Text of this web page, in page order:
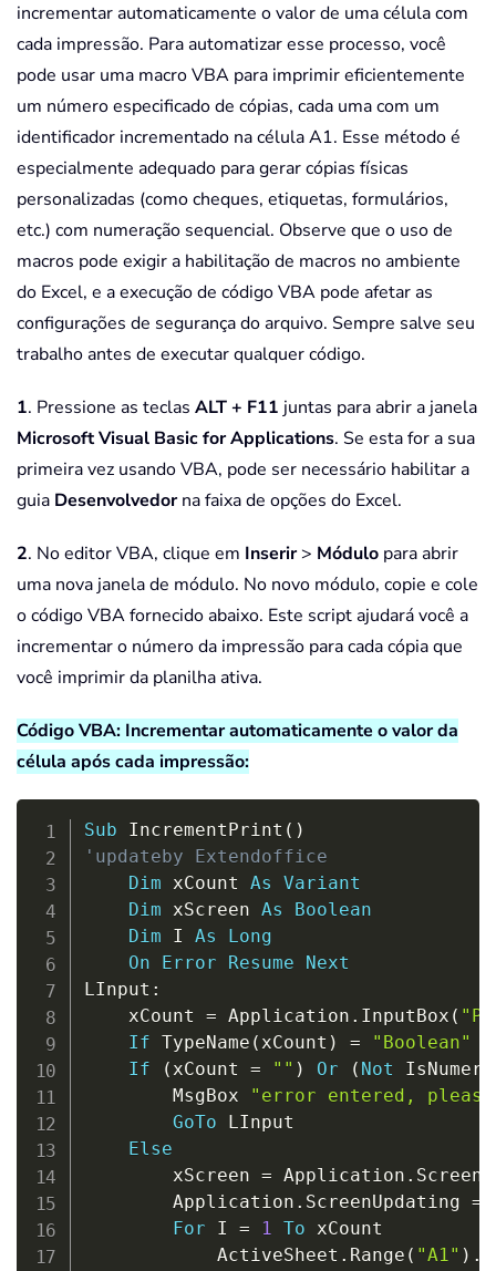
incrementar automaticamente o valor de uma célula com
cada impressão. Para automatizar esse processo, você
pode usar uma macro VBA para imprimir eficientemente
um número especificado de cópias, cada uma com um
identificador incrementado na célula A1. Esse método é
especialmente adequado para gerar cópias físicas
personalizadas (como cheques, etiquetas, formulários,
etc.) com numeração sequencial. Observe que o uso de
macros pode exigir a habilitação de macros no ambiente
do Excel, e a execução de código VBA pode afetar as
configurações de segurança do arquivo. Sempre salve seu
trabalho antes de executar qualquer código.
1. Pressione as teclas ALT + F11 juntas para abrir a janela
Microsoft Visual Basic for Applications. Se esta for a sua
primeira vez usando VBA, pode ser necessário habilitar a
guia Desenvolvedorna faixa de opções do Excel.
2. No editor VBA, clique em Inserir> Módulo para abrir
uma nova janela de módulo. No novo módulo, copie e cole
o código VBA fornecido abaixo. Este script ajudará você a
incrementar o número da impressão para cada cópia que
você imprimir da planilha ativa.
Código VBA: Incrementar automaticamente o valor da
célula após cada impressão:
Sub IncrementPrint ( )
'updateby Extendoffice
Dim xCount As
Variant
Dim xScreen As
Boolean
Dim I As
Long
On
Error Resume
Next
LInput :
    xCount
= Application . InputBox (
If TypeName ( xCount ) = "Boolean"
If
( xCount = "" ) Or ( Not
        MsgBox
"error entered,
GoTo LInput
Else
        xScreen
= Application .
        Application
. ScreenUpdating =
For I = 1 To xCount
            ActiveSheet
. Range ( "A1" ) .